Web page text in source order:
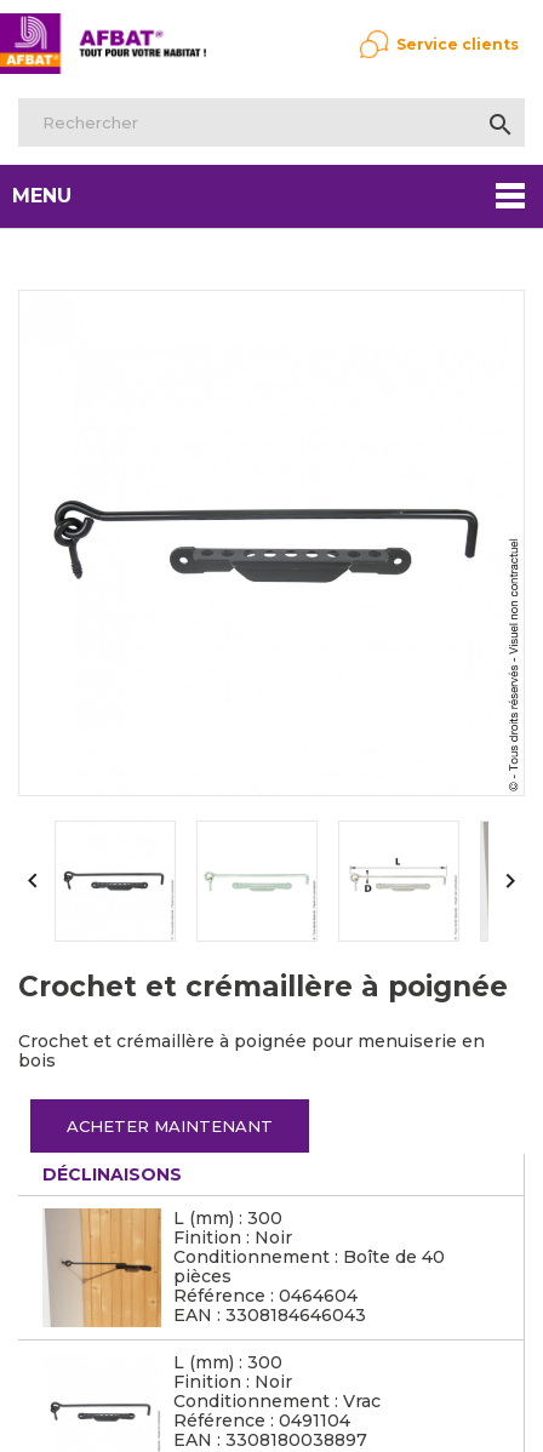

Service clients
MENU
 
Crochet et crémaillère à poignée
Crochet et crémaillère à poignée pour menuiserie en
bois
ACHETER MAINTENANT
DÉCLINAISONS
L (mm) : 300
Finition : Noir
Conditionnement : Boîte de 40
pièces
Référence : 0464604
EAN : 3308184646043
L (mm) : 300
Finition : Noir
Conditionnement : Vrac
Référence : 0491104
EAN : 3308180038897